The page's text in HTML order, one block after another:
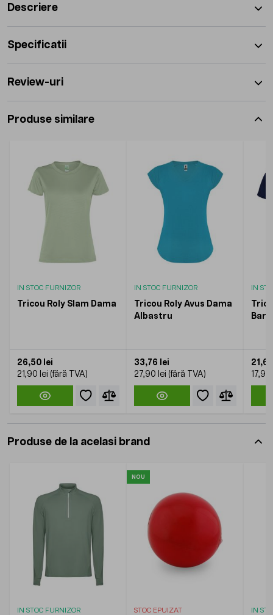
Descriere
Specificatii
Review-uri
Produse similare
IN STOC FURNIZOR
Tricou Roly Slam Dama
26,50 lei
21,90 lei
IN STOC FURNIZOR
Tricou Roly Avus Dama
Albastru
33,76 lei
27,90 lei
IN
17,90
Produse de la acelasi brand
IN STOC FURNIZOR
NOU
STOC EPUIZAT IN